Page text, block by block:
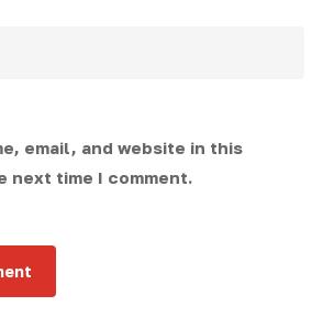
email, and website in this
next time I comment.